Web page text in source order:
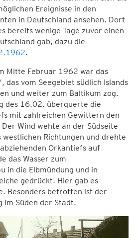
Ereignisse in den
in Deutschland ansehen. Dort
bereits wenige Tage zuvor einen
gab, dazu die
.
Mitte Februar 1962 war das
das vom Seegebiet südlich Islands
und weiter zum Baltikum zog.
des 16.02. überquerte die
mit zahlreichen Gewittern den
Wind wehte an der Südseite
westlichen Richtungen und drehte
Orkantiefs auf
das Wasser zum
in die Elbmündung und in
gedrückt. Hier gab es
Besonders betroffen ist der
im Süden der Stadt.